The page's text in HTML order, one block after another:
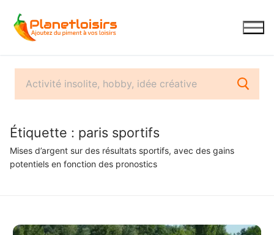
contenu
Étiquette : paris sportifs
Mises d’argent sur des résultats sportifs, avec des gains
potentiels en fonction des pronostics